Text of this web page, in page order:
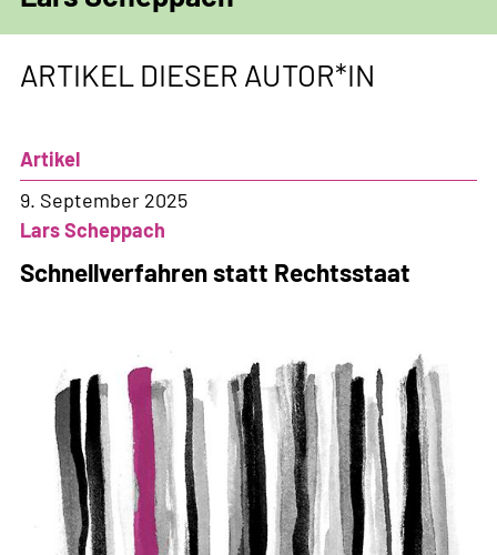
ARTIKEL DIESER AUTOR*IN
Artikel
9. September 2025
Lars Scheppach
Schnellverfahren statt Rechtsstaat